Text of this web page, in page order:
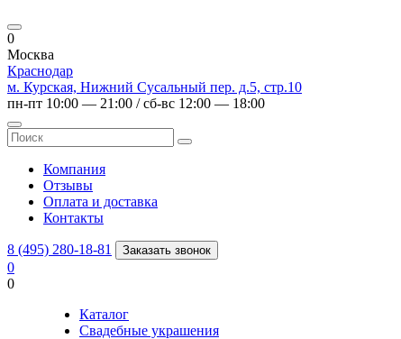
0
Москва
Краснодар
м. Курская, Нижний Сусальный пер. д.5, стр.10
пн-пт 10:00 — 21:00 / сб-вс 12:00 — 18:00
Компания
Отзывы
Оплата и доставка
Контакты
8 (495) 280-18-81 Заказать звонок
0
0
Каталог
Свадебные украшения